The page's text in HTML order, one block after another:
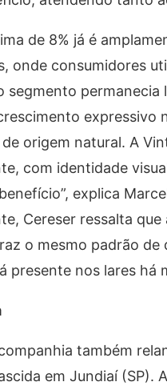
de 8% já é
onde consumidores
segmento
expressivo
origem natural. A
com identidade
explica
Cereser ressalta
o mesmo padrão
presente nos lares há
também
em Jundiaí